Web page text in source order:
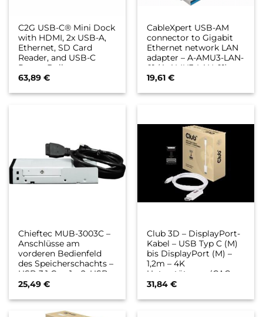
C2G USB-C® Mini Dock
with HDMI, 2x USB-A,
Ethernet, SD Card
Reader, and USB-C
Power Delivery up to
100W – 4K 30Hz –
C / Thunderbolt 3 –
63,89€
CableXpert USB-AM
connector to Gigabit
Ethernet network LAN
adapter – A-AMU3-LAN-
01 (A-AMU3-LAN-01)
19,61€
Chieftec MUB-3003C –
Anschlüsse am
vorderen Bedienfeld
des Speicherschachts –
USB 3.1 Gen 1 x 2, USB-
C – Schwarz
25,49€
Club 3D – DisplayPort-
Kabel – USB Typ C (M)
bis DisplayPort (M) –
1,2m – 4K
Unterstützung (CAC-
1517)
31,84€